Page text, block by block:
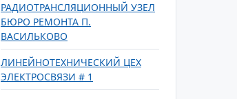
РАДИОТРАНСЛЯЦИОННЫЙ УЗЕЛ
БЮРО РЕМОНТА П.
ВАСИЛЬКОВО
ЛИНЕЙНОТЕХНИЧЕСКИЙ ЦЕХ
ЭЛЕКТРОСВЯЗИ # 1